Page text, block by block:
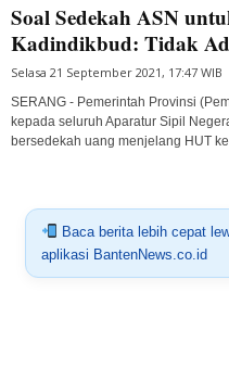
Soal Sedekah ASN
Kadindikbud: Tidak
Selasa 21 September 2021, 17:47 WIB
SERANG - Pemerintah Provinsi
kepada seluruh Aparatur Sipil
bersedekah uang menjelang HUT ke-
Baca berita lebih cepat
aplikasi BantenNews.co.id